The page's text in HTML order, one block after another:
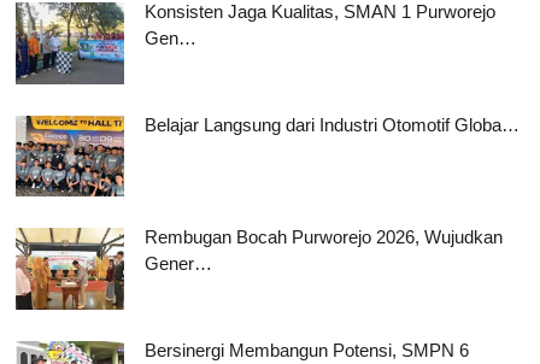
Konsisten Jaga Kualitas, SMAN 1 Purworejo
Gen…
Belajar Langsung dari Industri Otomotif Globa…
Rembugan Bocah Purworejo 2026, Wujudkan
Gener…
Bersinergi Membangun Potensi, SMPN 6